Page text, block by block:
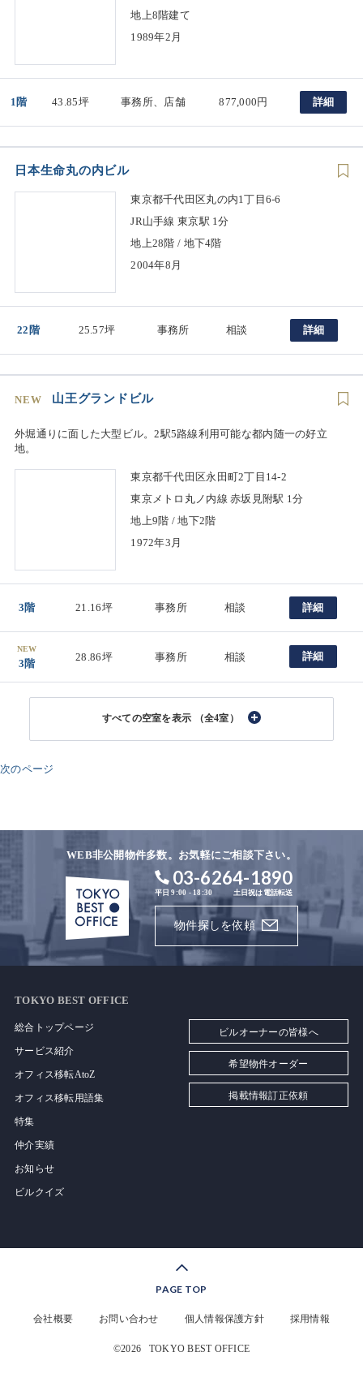
地上8階建て
1989年2月
1階 43.85坪 事務所、店舗 877,000円 詳細
日本生命丸の内ビル
東京都千代田区丸の内1丁目6-6
JR山手線 東京駅 1分
地上28階 / 地下4階
2004年8月
22階 25.57坪 事務所 相談 詳細
NEW 山王グランドビル
外堀通りに面した大型ビル。2駅5路線利用可能な都内随一の好立
地。
東京都千代田区永田町2丁目14-2
東京メトロ丸ノ内線 赤坂見附駅 1分
地上9階 / 地下2階
1972年3月
3階 21.16坪 事務所 相談 詳細
NEW
3階
28.86坪 事務所 相談 詳細
（全4室）
次のページ
WEB非公開物件多数。お気軽にご相談下さい。
03-6264-1890
平日 9:00 - 18:30 土日祝は電話転送
物件探しを依頼
TOKYO BEST OFFICE
総合トップページ
サービス紹介
オフィス移転AtoZ
オフィス移転用語集
特集
仲介実績
お知らせ
ビルクイズ
ビルオーナーの皆様へ
希望物件オーダー
掲載情報訂正依頼
PAGE TOP
会社概要 お問い合わせ 個人情報保護方針 採用情報
©2026 TOKYO BEST OFFICE